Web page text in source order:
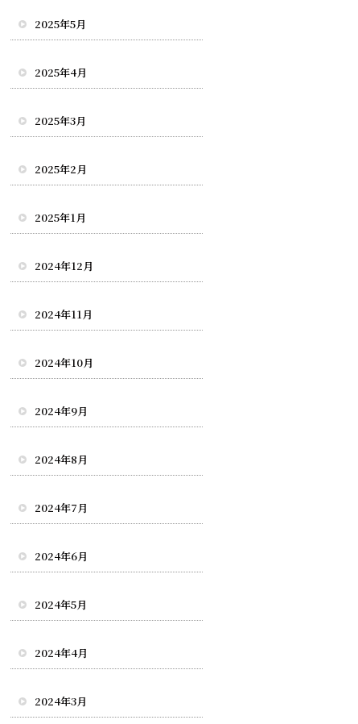
2025年5月
2025年4月
2025年3月
2025年2月
2025年1月
2024年12月
2024年11月
2024年10月
2024年9月
2024年8月
2024年7月
2024年6月
2024年5月
2024年4月
2024年3月